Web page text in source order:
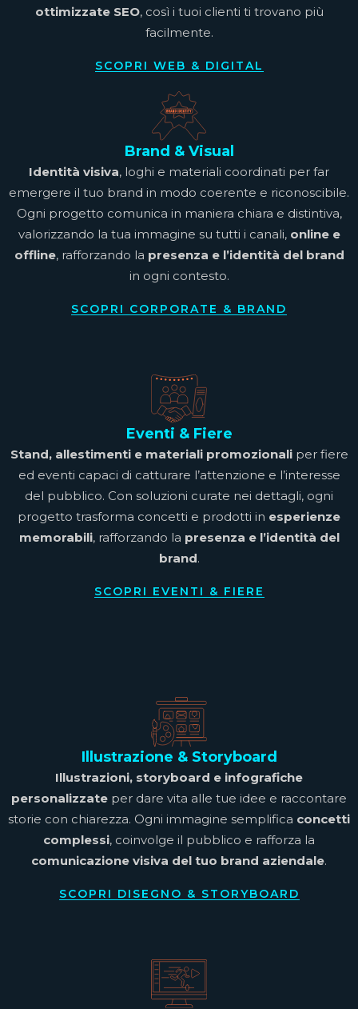
Brand & Visual
Identità visiva, loghi e materiali coordinati per far
emergere il tuo brand in modo coerente e riconoscibile.
Ogni progetto comunica in maniera chiara e distintiva,
valorizzando la tua immagine su tutti i canali, online e
offline, rafforzando la presenza e l’identità del brand
in ogni contesto.
SCOPRI CORPORATE & BRAND
Eventi & Fiere
Stand, allestimenti e materiali promozionaliper fiere
ed eventi capaci di catturare l’attenzione e l’interesse
del pubblico. Con soluzioni curate nei dettagli, ogni
progetto trasforma concetti e prodotti in esperienze
memorabili, rafforzando la presenza e l’identità del
brand.
SCOPRI EVENTI & FIERE
ottimizzate SEO, così i tuoi clienti ti trovano più
facilmente.
SCOPRI WEB & DIGITAL
Illustrazione & Storyboard
Illustrazioni, storyboard e infografiche
personalizzate per dare vita alle tue idee e raccontare
storie con chiarezza. Ogni immagine semplifica concetti
complessi, coinvolge il pubblico e rafforza la
comunicazione visiva del tuo brand aziendale.
SCOPRI DISEGNO & STORYBOARD